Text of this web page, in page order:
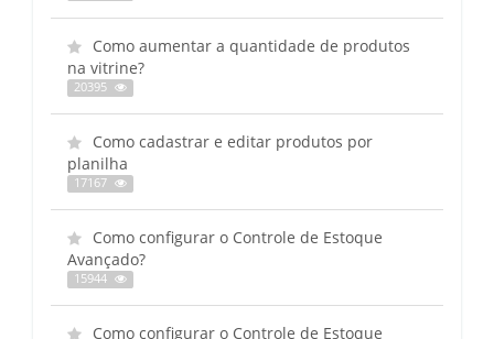
Como aumentar a quantidade de produtos
na vitrine?
20395
Como cadastrar e editar produtos por
planilha
17167
Como configurar o Controle de Estoque
Avançado?
15944
Como configurar o Controle de Estoque